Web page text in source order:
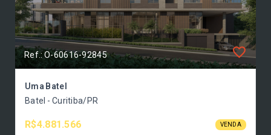
Ref.: O-60616-92845
Uma Batel
Batel - Curitiba/PR
R$4.881.566 VENDA